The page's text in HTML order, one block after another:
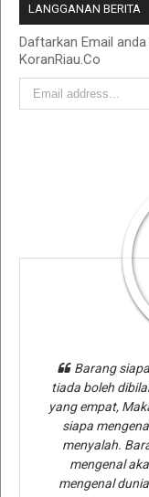
LANGGANAN BERITA
Daftarkan Email
KoranRiau.Co
Barang
tiada boleh
yang empat,
siapa
menyalah.
mengenal
mengenal